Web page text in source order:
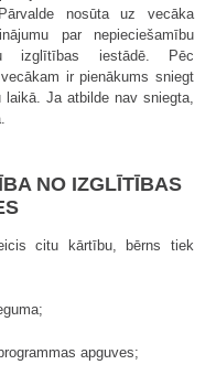
nosūta uz vecāka
par nepieciešamību
izglītības iestādē. Pēc
ir pienākums sniegt
Ja atbilde nav sniegta,
NO IZGLĪTĪBAS
citu kārtību, bērns tiek
apguves;